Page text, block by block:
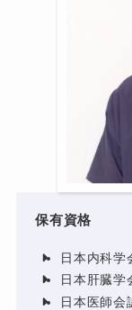
保有資格
日本内科学
日本肝臓学
日本医師会